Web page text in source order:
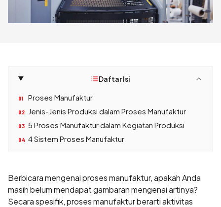
Daftar Isi
01 Proses Manufaktur
02 Jenis-Jenis Produksi dalam Proses Manufaktur
03 5 Proses Manufaktur dalam Kegiatan Produksi
04 4 Sistem Proses Manufaktur
Berbicara mengenai proses manufaktur, apakah Anda
masih belum mendapat gambaran mengenai artinya?
Secara spesifik, proses manufaktur berarti aktivitas